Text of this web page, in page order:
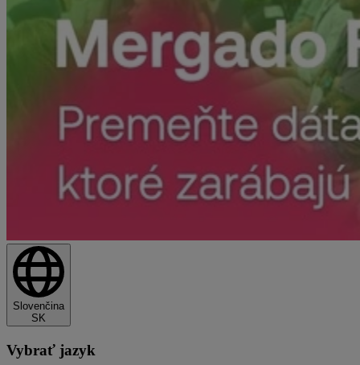
Slovenčina
SK
Vybrať jazyk